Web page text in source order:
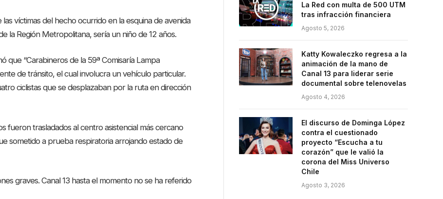
víctimas del hecho ocurrido en la esquina de avenida
la Región Metropolitana, sería un niño de 12 años.
que “Carabineros de la 59ª Comisaría Lampa
de tránsito, el cual involucra un vehículo particular.
ciclistas que se desplazaban por la ruta en dirección
fueron trasladados al centro asistencial más cercano
sometido a prueba respiratoria arrojando estado de
graves. Canal 13 hasta el momento no se ha referido
La Red con multa de 500 UTM
tras infracción financiera
Agosto 5, 2026
Katty Kowaleczko regresa a la
animación de la mano de
Canal 13 para liderar serie
documental sobre telenovelas
Agosto 4, 2026
El discurso de Dominga López
contra el cuestionado
proyecto “Escucha a tu
corazón” que le valió la
corona del Miss Universo
Chile
Agosto 3, 2026